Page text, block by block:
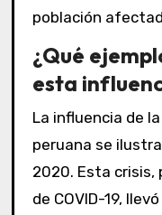
población
¿Qué
esta
La influencia de
peruana se
2020. Esta crisis,
de COVID-19,